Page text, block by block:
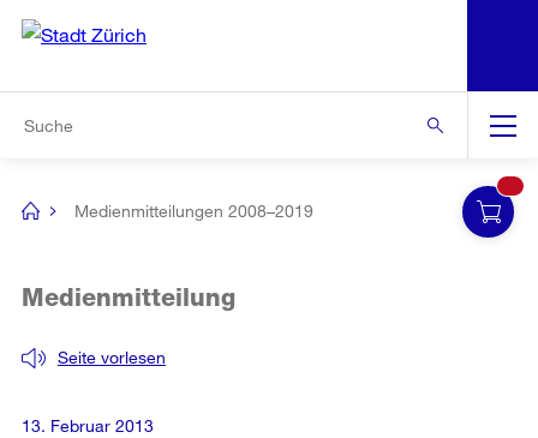
Navigation
[no
Medienmitteilungen 2008–2019
Seite vorlesen
Medienmitteilung
13. Februar 2013